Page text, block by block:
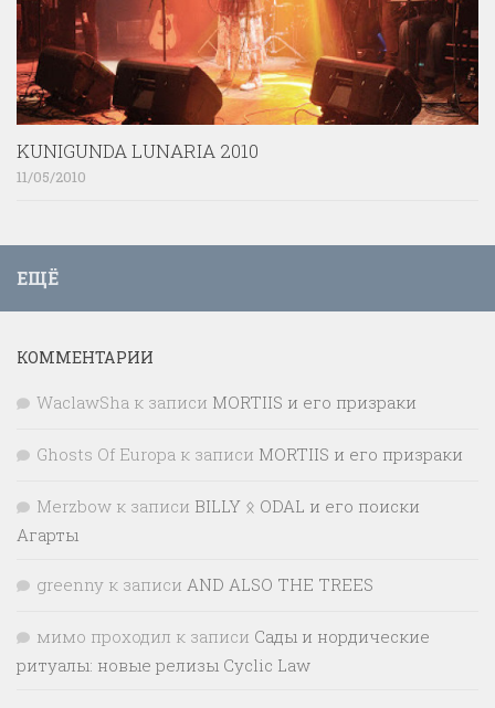
KUNIGUNDA LUNARIA 2010
11/05/2010
ЕЩЁ
КОММЕНТАРИИ
WaclawSha к записи MORTIIS и его призраки
Ghosts Of Europa к записи MORTIIS и его призраки
Merzbow к записи BILLY ᛟ ODAL и его поиски
Агарты
greenny к записи AND ALSO THE TREES
мимо проходил к записи Сады и нордические
ритуалы: новые релизы Cyclic Law